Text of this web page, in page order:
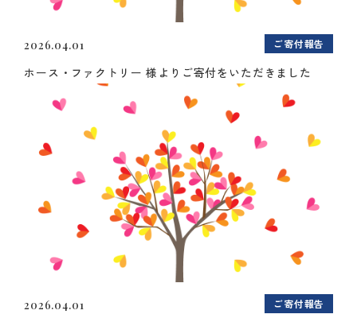
2026.04.01 ご寄付報告
ホース・ファクトリー 様よりご寄付をいただきました
2026.04.01 ご寄付報告